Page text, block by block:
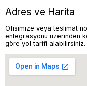
Adres ve Harita
Ofisimize veya teslimat
entegrasyonu üzerinden
göre yol tarifi alabilirsiniz.